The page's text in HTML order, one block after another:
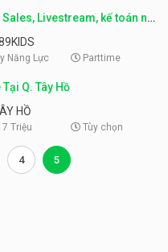
Sales, Livestream, kế toán nội
789KIDS
Năng Lực Parttime
Q. Tây Hồ
HỒ
7 Triệu Tùy chọn
4 5